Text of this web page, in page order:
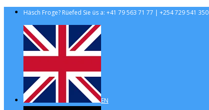
Häsch Froge? Rüefed Sie üs a: +41 79 563 71 77 | +254 729 541 350
EN